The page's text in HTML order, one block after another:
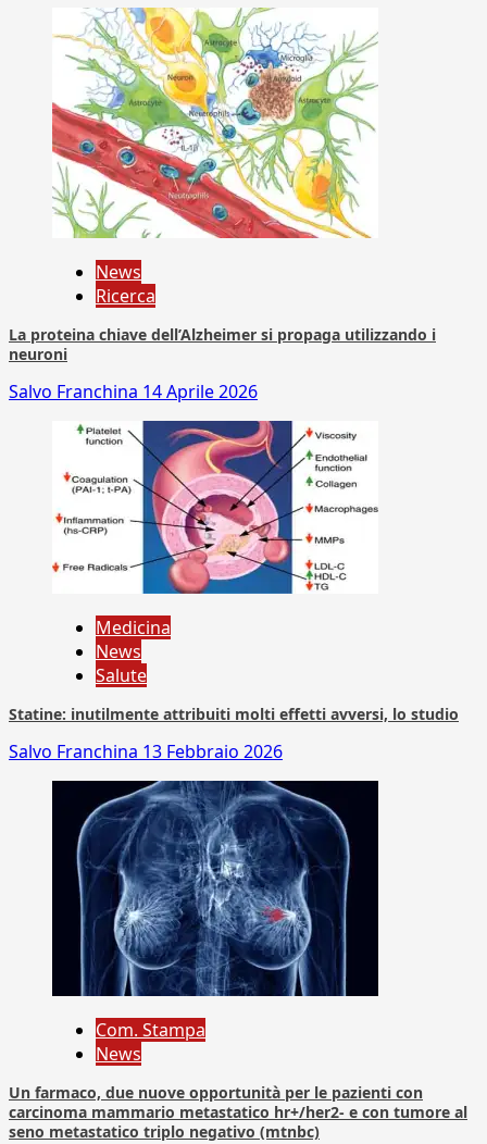
News
Ricerca
La proteina chiave dell’Alzheimer si propaga utilizzando i
neuroni
Salvo Franchina 14 Aprile 2026
Medicina
News
Salute
Statine: inutilmente attribuiti molti effetti avversi, lo studio
Salvo Franchina 13 Febbraio 2026
Com. Stampa
News
Un farmaco, due nuove opportunità per le pazienti con
carcinoma mammario metastatico hr+/her2- e con tumore al
seno metastatico triplo negativo (mtnbc)